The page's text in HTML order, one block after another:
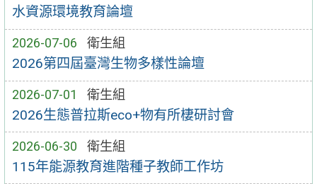
水資源環境教育論壇
2026-07-06 衛生組
2026第四屆臺灣生物多樣性論壇
2026-07-01 衛生組
2026生態普拉斯eco+物有所棲研討會
2026-06-30 衛生組
115年能源教育進階種子教師工作坊